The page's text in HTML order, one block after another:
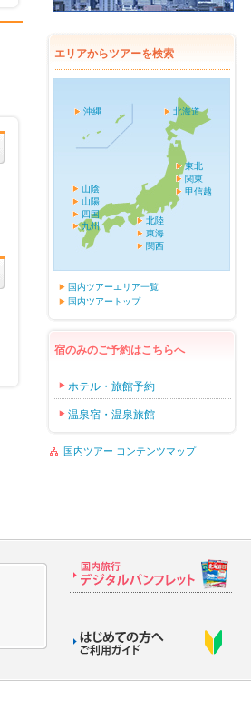
エリアからツアーを検索
北海道
東北
関東
甲信越
北陸
東海
関西
山陰
山陽
四国
九州
沖縄
国内ツアーエリア一覧
国内ツアートップ
宿のみのご予約はこちらへ
ホテル・旅館予約
温泉宿・温泉旅館
国内ツアー コンテンツマップ